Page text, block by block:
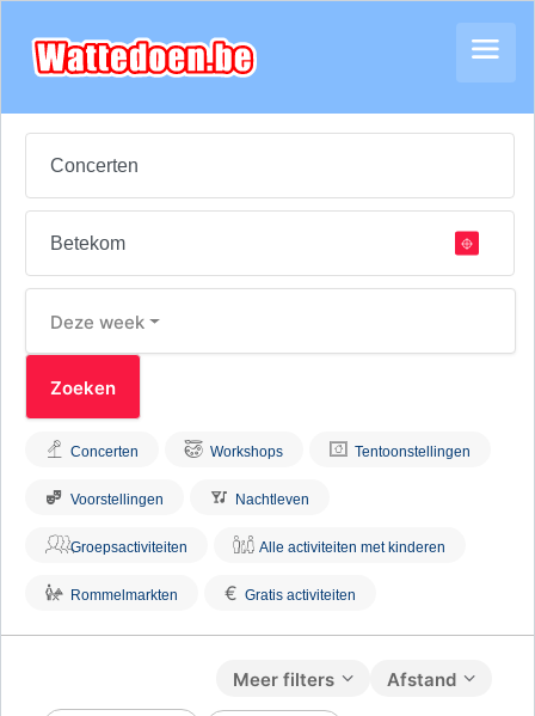
Deze week
Concerten Workshops Tentoonstellingen
Voorstellingen Nachtleven
Groepsactiviteiten Alle activiteiten met kinderen
Rommelmarkten € Gratis activiteiten
Afstand
Meer filters